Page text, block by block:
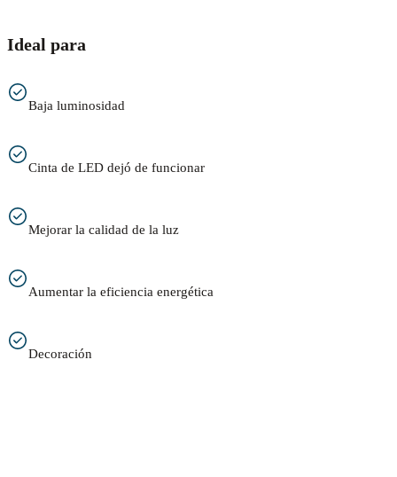
Ideal para
Baja luminosidad
Cinta de LED dejó de funcionar
Mejorar la calidad de la luz
Aumentar la eficiencia energética
Decoración